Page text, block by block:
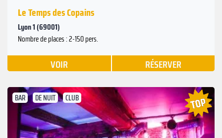
Le Temps des Copains
Lyon 1 (69001)
Nombre de places : 2-150 pers.
VOIR RÉSERVER
BAR DE NUIT CLUB